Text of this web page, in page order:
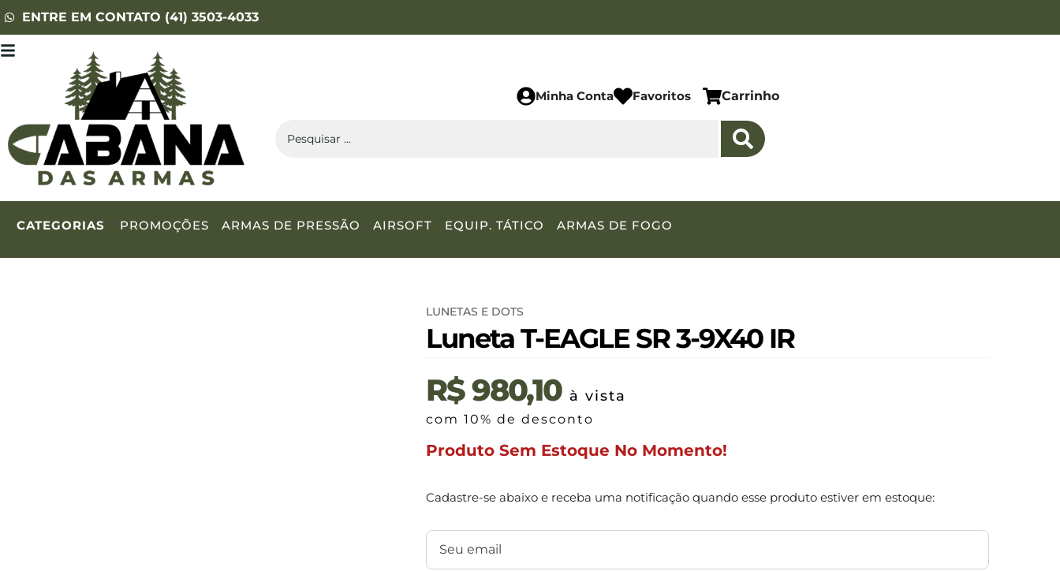
ENTRE EM CONTATO (41) 3503-4033
Minha Conta Favoritos Carrinho
CATEGORIAS PROMOÇÕES ARMAS DE PRESSÃO AIRSOFT EQUIP. TÁTICO ARMAS DE FOGO
LUNETAS E DOTS
Luneta T-EAGLE SR 3-9X40 IR
R$980,10 à vista
com 10% de desconto
Produto Sem Estoque No Momento!
Cadastre-se abaixo e receba uma notificação quando esse produto estiver em estoque: